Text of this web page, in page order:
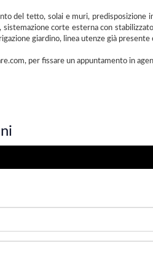
del tetto, solai e muri, predisposizione
corte esterna con
giardino, linea utenze già
per fissare un appuntamento in